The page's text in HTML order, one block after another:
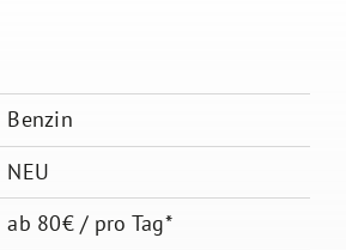
Benzin
NEU
ab 80€ / pro Tag*